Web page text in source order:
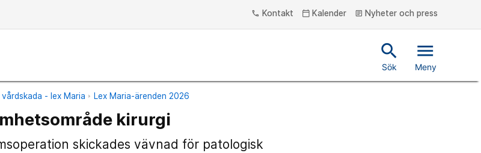
phone Kontakt calendar_today Kalender article Nyheter och press
search
Sök
menu
Meny
- lex Maria Lex Maria-ärenden 2026
kirurgi
skickades vävnad för patologisk